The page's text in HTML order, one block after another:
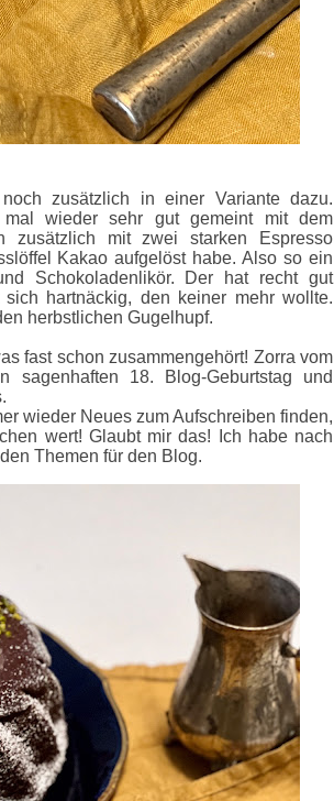
zusätzlich in einer Variante dazu.
mal wieder sehr gut gemeint mit dem
zusätzlich mit zwei starken Espresso
Kakao aufgelöst habe. Also so ein
Schokoladenlikör. Der hat recht gut
hartnäckig, den keiner mehr wollte.
herbstlichen Gugelhupf.
fast schon zusammengehört! Zorra vom
sagenhaften 18. Blog-Geburtstag und
wieder Neues zum Aufschreiben finden,
wert! Glaubt mir das! Ich habe nach
Themen für den Blog.